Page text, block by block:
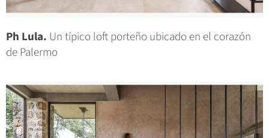
Ph Lula. Un típico loft porteño ubicado en el corazón
de Palermo